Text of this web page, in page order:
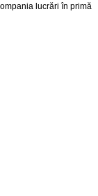
lucrări în primă